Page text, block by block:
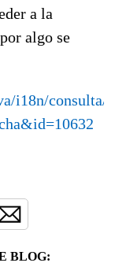
a la
algo se
i18n/consulta/
BLOG: